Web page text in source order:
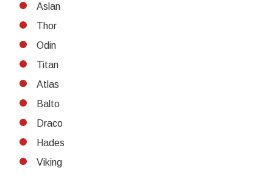
Aslan
Thor
Odin
Titan
Atlas
Balto
Draco
Hades
Viking